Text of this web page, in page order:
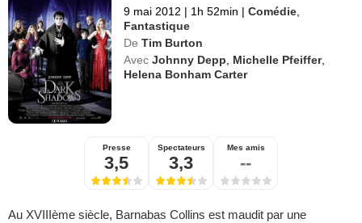
9 mai 2012 | 1h 52min | Comédie
Fantastique
De Tim Burton
Avec Johnny Depp Michelle Pfeiffer,
Helena Bonham Carter
Presse
3,5
Spectateurs
3,3
Mes amis
--
Au XVIIIème siècle, Barnabas Collins est maudit par une